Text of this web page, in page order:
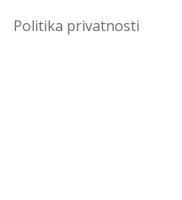
Politika privatnosti